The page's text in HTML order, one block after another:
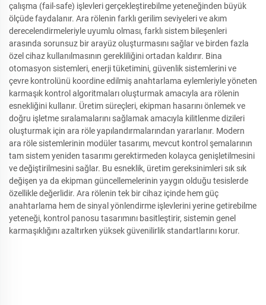
çalışma (fail-safe) işlevleri gerçekleştirebilme yeteneğinden büyük
ölçüde faydalanır. Ara rölenin farklı gerilim seviyeleri ve akım
derecelendirmeleriyle uyumlu olması, farklı sistem bileşenleri
arasında sorunsuz bir arayüz oluşturmasını sağlar ve birden fazla
özel cihaz kullanılmasının gerekliliğini ortadan kaldırır. Bina
otomasyon sistemleri, enerji tüketimini, güvenlik sistemlerini ve
çevre kontrolünü koordine edilmiş anahtarlama eylemleriyle yöneten
karmaşık kontrol algoritmaları oluşturmak amacıyla ara rölenin
esnekliğini kullanır. Üretim süreçleri, ekipman hasarını önlemek ve
doğru işletme sıralamalarını sağlamak amacıyla kilitlenme dizileri
oluşturmak için ara röle yapılandırmalarından yararlanır. Modern
ara röle sistemlerinin modüler tasarımı, mevcut kontrol şemalarının
tam sistem yeniden tasarımı gerektirmeden kolayca genişletilmesini
ve değiştirilmesini sağlar. Bu esneklik, üretim gereksinimleri sık sık
değişen ya da ekipman güncellemelerinin yaygın olduğu tesislerde
özellikle değerlidir. Ara rölenin tek bir cihaz içinde hem güç
anahtarlama hem de sinyal yönlendirme işlevlerini yerine getirebilme
yeteneği, kontrol panosu tasarımını basitleştirir, sistemin genel
karmaşıklığını azaltırken yüksek güvenilirlik standartlarını korur.